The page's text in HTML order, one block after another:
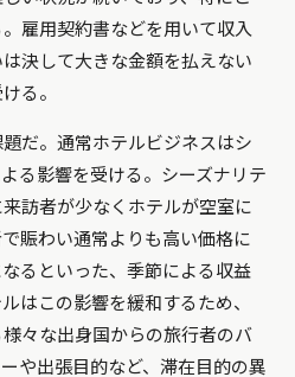
雇用契約書などを用いて収入
決して大きな金額を払えない
る。
だ。通常ホテルビジネスはシ
る影響を受ける。シーズナリテ
訪者が少なくホテルが空室に
賑わい通常よりも高い価格に
るといった、季節による収益
はこの影響を緩和するため、
々な出身国からの旅行者のバ
や出張目的など、滞在目的の異